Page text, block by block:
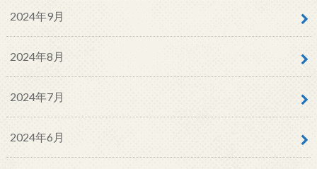
2024年9月
2024年8月
2024年7月
2024年6月